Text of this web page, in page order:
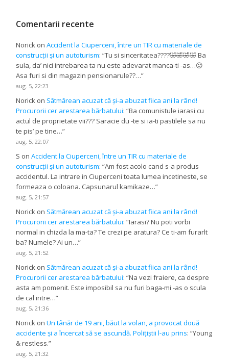
Comentarii recente
Norick onAccident la Ciuperceni, între un TIR cu materiale de
construcții și un autoturism: “Tu si sinceritatea????🤣🤣🤣🤣 Ba
sula, da’ nici intrebarea ta nu este adevarat manca-ti -as…😛
Asa furi si din magazin pensionarule??…”
aug. 5, 22:23
Norick on Sătmărean acuzat că și-a abuzat fiica ani la rând!
Procurorii cer arestarea bărbatului: “Ba comunistule iarasi cu
actul de proprietate vii??? Saracie du -te si ia-ti pastilele sa nu
te pis’ pe tine…”
aug. 5, 22:07
S onAccident la Ciuperceni, între un TIR cu materiale de
construcții și un autoturism: “Am fost acolo cand s-a produs
accidentul. La intrare in Ciuperceni toata lumea incetineste, se
formeaza o coloana. Capsunarul kamikaze…”
aug. 5, 21:57
Norick on Sătmărean acuzat că și-a abuzat fiica ani la rând!
Procurorii cer arestarea bărbatului: “Iarasi? Nu poti vorbi
normal in chizda la ma-ta? Te crezi pe aratura? Ce ti-am furarlt
ba? Numele? Ai un…”
aug. 5, 21:52
Norick on Sătmărean acuzat că și-a abuzat fiica ani la rând!
Procurorii cer arestarea bărbatului: “Na vezi fraiere, ca despre
asta am pomenit. Este imposibil sa nu furi baga-mi -as o scula
de cal intre…”
aug. 5, 21:36
Norick onUn tânăr de 19 ani, băut la volan, a provocat două
accidente și a încercat să se ascundă. Polițiștii l-au prins: “Young
& restless.”
aug. 5, 21:32